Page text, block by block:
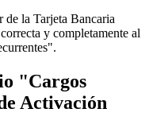
de la Tarjeta Bancaria
y completamente al
"Cargos
Activación